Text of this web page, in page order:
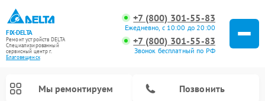
FIX-DELTA
Ремонт устройств DELTA
Специализированный
cервисный центр г.
Благовещенск
+7 (800) 301-55-83
Ежедневно, с 10:00 до 20:00
+7 (800) 301-55-83
Звонок бесплатный по РФ
Мы ремонтируем Позвонить